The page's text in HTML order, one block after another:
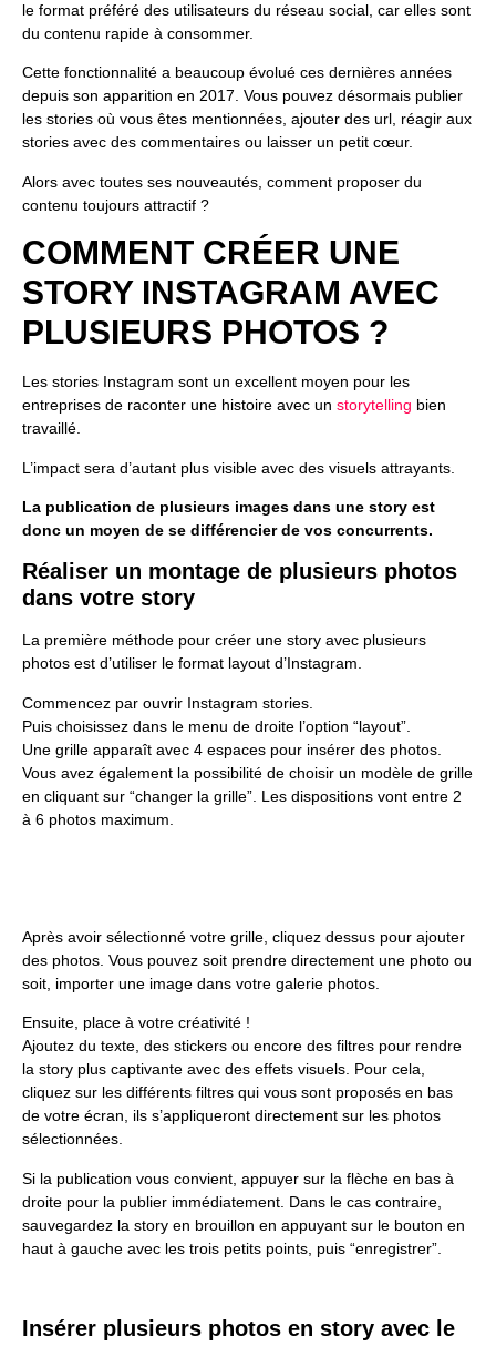
le format préféré des utilisateurs du réseau social, car elles sont
du contenu rapide à consommer.
Cette fonctionnalité a beaucoup évolué ces dernières années
depuis son apparition en 2017. Vous pouvez désormais publier
les stories où vous êtes mentionnées, ajouter des url, réagir aux
stories avec des commentaires ou laisser un petit cœur.
Alors avec toutes ses nouveautés, comment proposer du
contenu toujours attractif ?
COMMENT CRÉER UNE
STORY INSTAGRAM AVEC
PLUSIEURS PHOTOS ?
Les stories Instagram sont un excellent moyen pour les
entreprises de raconter une histoire avec un storytelling bien
travaillé.
L’impact sera d’autant plus visible avec des visuels attrayants.
La publication de plusieurs images dans une story est
donc un moyen de se différencier de vos concurrents.
Réaliser un montage de plusieurs photos
dans votre story
La première méthode pour créer une story avec plusieurs
photos est d’utiliser le format layout d’Instagram.
Commencez par ouvrir Instagram stories.
Puis choisissez dans le menu de droite l’option “layout”.
Une grille apparaît avec 4 espaces pour insérer des photos.
Vous avez également la possibilité de choisir un modèle de grille
en cliquant sur “changer la grille”. Les dispositions vont entre 2
à 6 photos maximum.
Après avoir sélectionné votre grille, cliquez dessus pour ajouter
des photos. Vous pouvez soit prendre directement une photo ou
soit, importer une image dans votre galerie photos.
Ensuite, place à votre créativité !
Ajoutez du texte, des stickers ou encore des filtres pour rendre
la story plus captivante avec des effets visuels. Pour cela,
cliquez sur les différents filtres qui vous sont proposés en bas
de votre écran, ils s’appliqueront directement sur les photos
sélectionnées.
Si la publication vous convient, appuyer sur la flèche en bas à
droite pour la publier immédiatement. Dans le cas contraire,
sauvegardez la story en brouillon en appuyant sur le bouton en
haut à gauche avec les trois petits points, puis “enregistrer”.
Insérer plusieurs photos en story avec le